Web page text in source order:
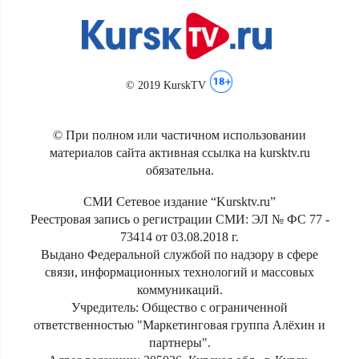
© 2019 KurskTV
© При полном или частичном использовании
материалов сайта активная ссылка на kursktv.ru
обязательна.
СМИ Сетевое издание “Kursktv.ru”
Реестровая запись о регистрации СМИ: ЭЛ № ФС 77 -
73414 от 03.08.2018 г.
Выдано Федеральной службой по надзору в сфере
связи, информационных технологий и массовых
коммуникаций.
Учредитель: Общество с ограниченной
ответственностью "Маркетинговая группа Алёхин и
партнеры".